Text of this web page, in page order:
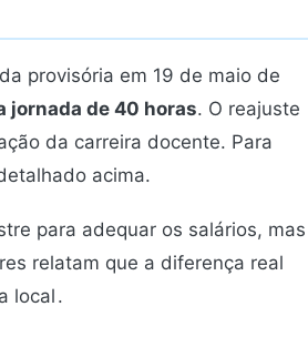
provisória em 19 de maio de
jornada de 40 horas. O reajuste
da carreira docente. Para
acima.
para adequar os salários, mas
relatam que a diferença real
local .